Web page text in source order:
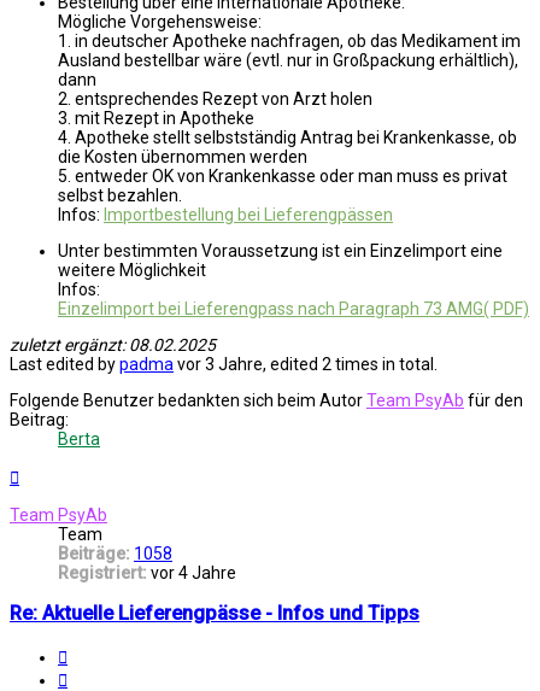
Mögliche Vorgehensweise:
1. in deutscher Apotheke nachfragen, ob das Medikament im
Ausland bestellbar wäre (evtl. nur in Großpackung erhältlich),
dann
2. entsprechendes Rezept von Arzt holen
3. mit Rezept in Apotheke
4. Apotheke stellt selbstständig Antrag bei Krankenkasse, ob
die Kosten übernommen werden
5. entweder OK von Krankenkasse oder man muss es privat
selbst bezahlen.
Infos: Importbestellung bei Lieferengpässen
Unter bestimmten Voraussetzung ist ein Einzelimport eine
weitere Möglichkeit
Infos:
Einzelimport bei Lieferengpass nach Paragraph 73 AMG( PDF)
zuletzt ergänzt: 08.02.2025
Last edited bypadma vor 3 Jahre, edited 2 times in total.
Folgende Benutzer bedankten sich beim AutorTeam PsyAb für den
Beitrag:
Berta
Team PsyAb
Team
Beiträge: 1058
Registriert: vor 4 Jahre
Re: Aktuelle Lieferengpässe - Infos und Tipps